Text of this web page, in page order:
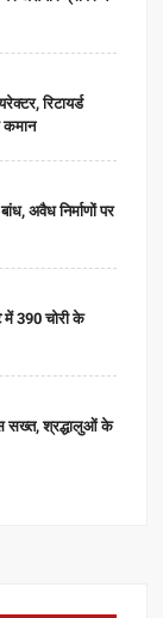
रिटायर्ड
कमान
अवैध निर्माणों पर
390 चोरी के
सख्त, श्रद्धालुओं के